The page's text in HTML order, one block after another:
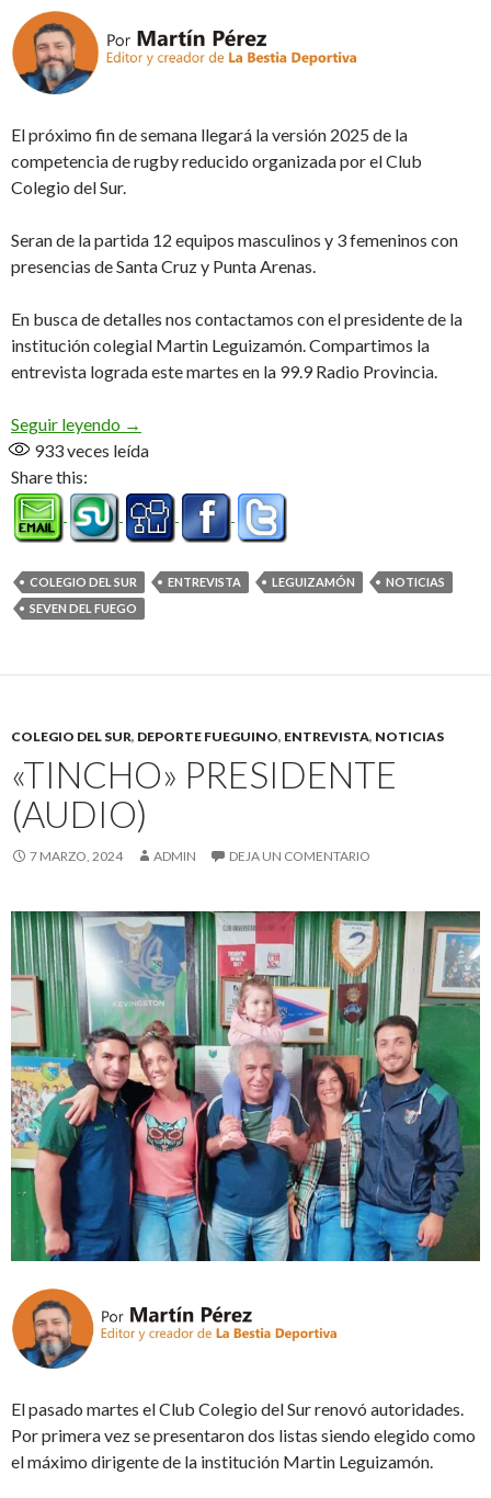
El próximo fin de semana llegará la versión 2025 de la
competencia de rugby reducido organizada por el Club
Colegio del Sur.
Seran de la partida 12 equipos masculinos y 3 femeninos con
presencias de Santa Cruz y Punta Arenas.
En busca de detalles nos contactamos con el presidente de la
institución colegial Martin Leguizamón. Compartimos la
entrevista lograda este martes en la 99.9 Radio Provincia.
Seguir leyendo «Seven del Fuego», quinta edición (Audio)
→
933veces leída
Share this:
COLEGIO DEL SUR ENTREVISTA LEGUIZAMÓN
NOTICIAS
SEVEN DEL FUEGO
COLEGIO DEL SUR, DEPORTE FUEGUINO, ENTREVISTA, NOTICIAS
«TINCHO» PRESIDENTE
(AUDIO)
7 MARZO, 2024 ADMIN DEJA UN COMENTARIO
El pasado martes el Club Colegio del Sur renovó autoridades.
Por primera vez se presentaron dos listas siendo elegido como
el máximo dirigente de la institución Martin Leguizamón.